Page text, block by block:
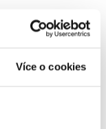
Více o cookies